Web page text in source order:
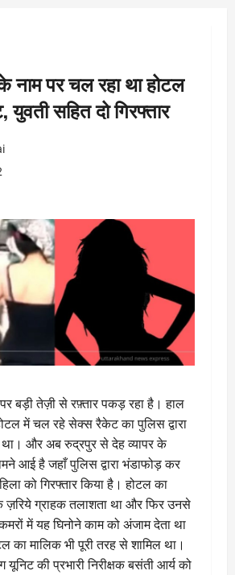
पर चल रहा था होटल
सहित दो गिरफ्तार
बड़ी तेज़ी से रफ़्तार पकड़ रहा है। हाल
होटल में चल रहे सेक्स रैकेट का पुलिस द्वारा
था। और अब रुद्रपुर से देह व्यापर के
आई है जहाँ पुलिस द्वारा भंडाफोड़ कर
को गिरफ्तार किया है। होटल का
ज़रिये ग्राहक तलाशता था और फिर उनसे
में यह घिनोने काम को अंजाम देता था
का मालिक भी पूरी तरह से शामिल था।
यूनिट की प्रभारी निरीक्षक बसंती आर्य को